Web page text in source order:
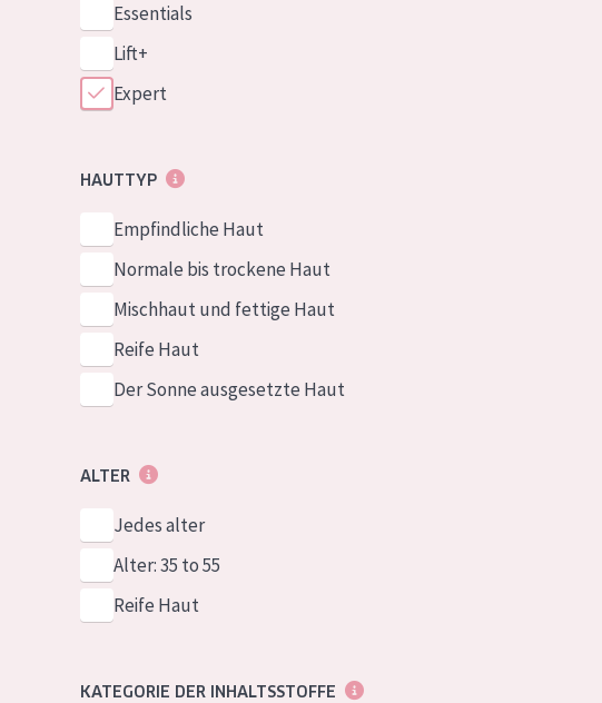
Essentials
Lift+
Expert
HAUTTYP
Empfindliche Haut
Normale bis trockene Haut
Mischhaut und fettige Haut
Reife Haut
Der Sonne ausgesetzte Haut
ALTER
Jedes alter
Alter: 35 to 55
Reife Haut
KATEGORIE DER INHALTSSTOFFE